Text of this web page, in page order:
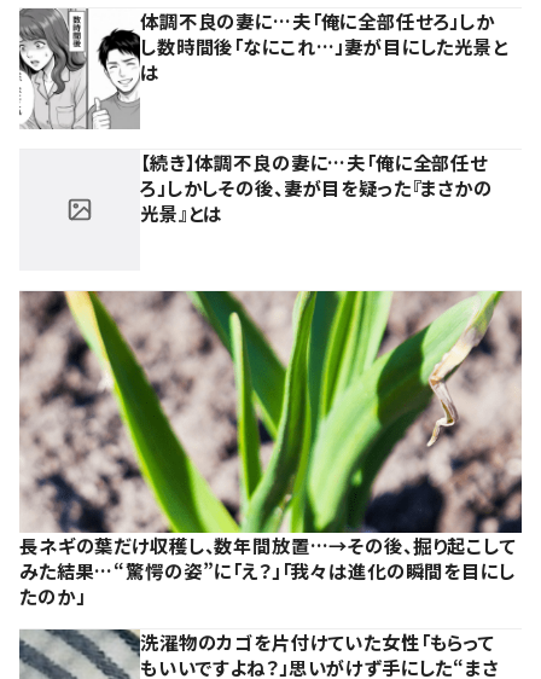
体調不良の妻に…夫「俺に全部任せろ」しか
し数時間後「なにこれ…」妻が目にした光景と
は
【続き】体調不良の妻に…夫「俺に全部任せ
ろ」しかしその後、妻が目を疑った『まさかの
光景』とは
長ネギの葉だけ収穫し、数年間放置…→その後、掘り起こして
みた結果…“驚愕の姿”に「え？」「我々は進化の瞬間を目にし
たのか」
洗濯物のカゴを片付けていた女性「もらって
もいいですよね？」思いがけず手にした“まさ